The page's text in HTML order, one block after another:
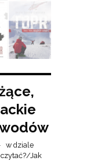
w dziale
/Jak